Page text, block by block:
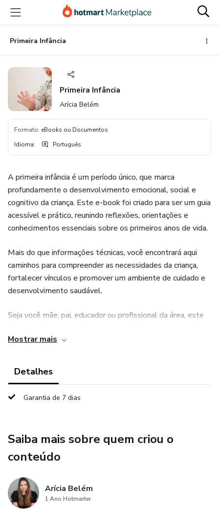
para
conteúdo
principal
para
pagamento
para
rodapé
Primeira Infância
Primeira Infância
Arícia Belém
Formato: eBooks ou Documentos
Idioma: Português
A primeira infância é um período único, que marca
profundamente o desenvolvimento emocional, social e
cognitivo da criança. Este e-book foi criado para ser um guia
acessível e prático, reunindo reflexões, orientações e
conhecimentos essenciais sobre os primeiros anos de vida.
Mais do que informações técnicas, você encontrará aqui
caminhos para compreender as necessidades da criança,
fortalecer vínculos e promover um ambiente de cuidado e
desenvolvimento saudável.
Seja você mãe, pai, educador ou profissional da área, este
construir bases sólidas para um futuro mais saudável e
Mostrar mais
Detalhes
Garantia de 7 dias
Saiba mais sobre quem criou o
conteúdo
Arícia Belém
1 Ano Hotmarter